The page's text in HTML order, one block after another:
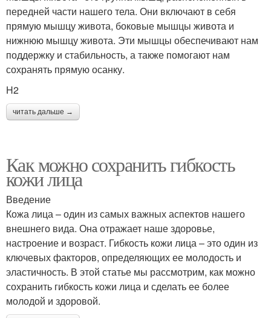
передней части нашего тела. Они включают в себя
прямую мышцу живота, боковые мышцы живота и
нижнюю мышцу живота. Эти мышцы обеспечивают нам
поддержку и стабильность, а также помогают нам
сохранять прямую осанку.
H2
читать дальше →
Как можно сохранить гибкость
кожи лица
Введение
Кожа лица – один из самых важных аспектов нашего
внешнего вида. Она отражает наше здоровье,
настроение и возраст. Гибкость кожи лица – это один из
ключевых факторов, определяющих ее молодость и
эластичность. В этой статье мы рассмотрим, как можно
сохранить гибкость кожи лица и сделать ее более
молодой и здоровой.